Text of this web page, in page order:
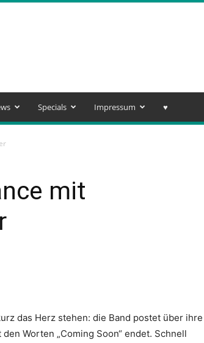
Specials Impressum ♥️
mit
das Herz stehen: die Band postet über ihre
Worten „Coming Soon“ endet. Schnell